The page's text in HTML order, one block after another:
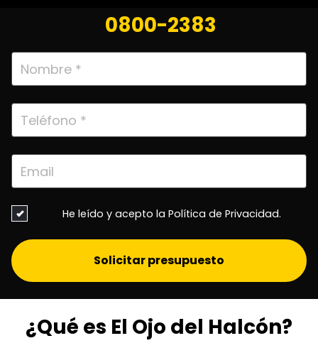
0800-2383
He leído y acepto la Política de Privacidad.
Solicitar presupuesto
¿Qué es El Ojo del Halcón?